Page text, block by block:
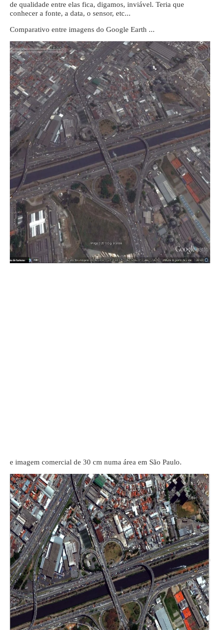
de qualidade entre elas fica, digamos, inviável. Teria que
conhecer a fonte, a data, o sensor, etc...
Comparativo entre imagens do Google Earth ...
e imagem comercial de 30 cm numa área em São Paulo.